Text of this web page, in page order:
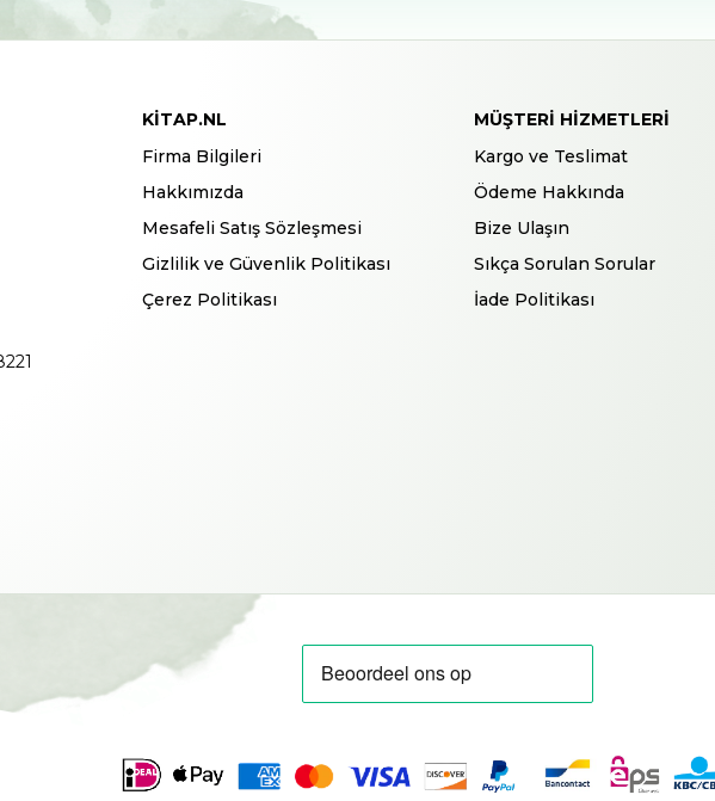
KITAP.NL
Firma Bilgileri
Hakkımızda
Mesafeli Satış Sözleşmesi
Gizlilik ve Güvenlik Politikası
Çerez Politikası
MÜŞTERI HIZMETLERI
Kargo ve Teslimat
Ödeme Hakkında
Bize Ulaşın
Sıkça Sorulan Sorular
İade Politikası